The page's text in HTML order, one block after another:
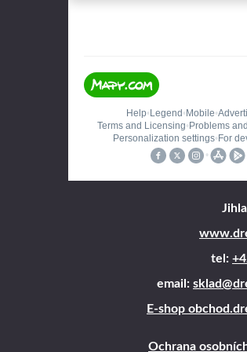
tel:
email:
E-shop
Ochrana